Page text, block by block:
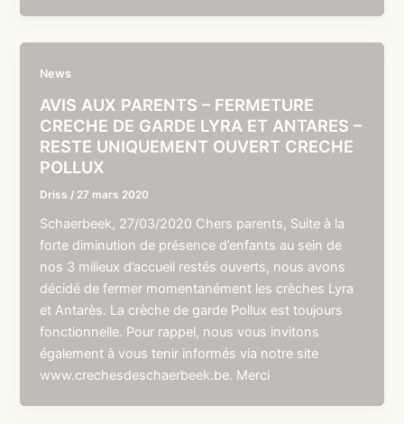
News
AVIS AUX PARENTS – FERMETURE
CRECHE DE GARDE LYRA ET ANTARES –
RESTE UNIQUEMENT OUVERT CRECHE
POLLUX
Driss / 27 mars 2020
Schaerbeek, 27/03/2020 Chers parents, Suite à la
forte diminution de présence d’enfants au sein de
nos 3 milieux d’accueil restés ouverts, nous avons
décidé de fermer momentanément les crèches Lyra
et Antarès. La crèche de garde Pollux est toujours
fonctionnelle. Pour rappel, nous vous invitons
également à vous tenir informés via notre site
www.crechesdeschaerbeek.be. Merci